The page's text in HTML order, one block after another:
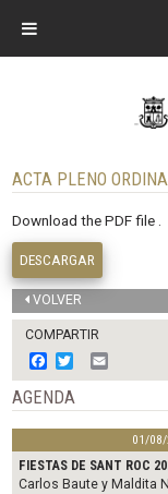
ACTA PLENO
Download the PDF file .
DESCARGAR
VOLVER
COMPARTIR
F
a
c
e
b
o
o
k
w
i
t
t
e
r
m
i
l
AGENDA
01/
FIESTAS DE SANT ROC
Carlos Baute y Maldita